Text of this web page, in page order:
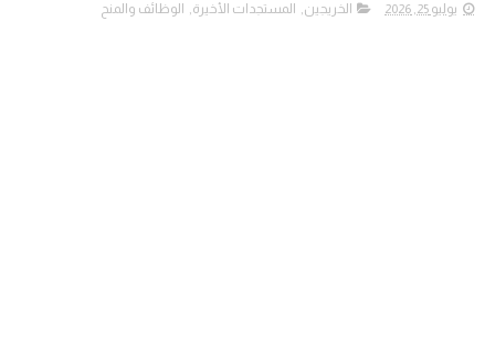
يوليو 25, 2026 الخريجين, المستجدات الأخيرة, الوظائف والمنح